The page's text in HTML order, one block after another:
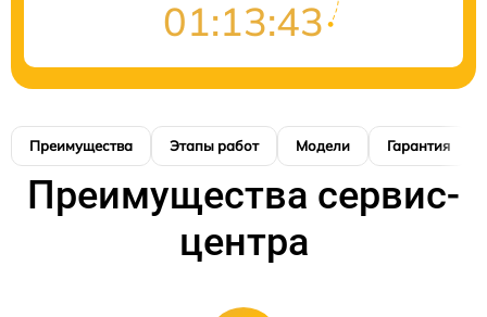
01:13:42
Преимущества Этапы работ Модели Гарантия
Преимущества сервис-
центра